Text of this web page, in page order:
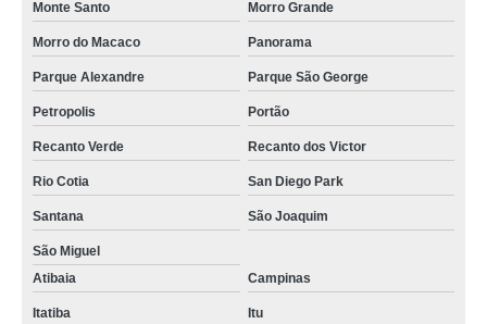
Monte Santo Morro Grande
Morro do Macaco Panorama
Parque Alexandre Parque São George
Petropolis Portão
Recanto Verde Recanto dos Victor
Rio Cotia San Diego Park
Santana São Joaquim
São Miguel
Atibaia
Campinas
Itatiba Itu